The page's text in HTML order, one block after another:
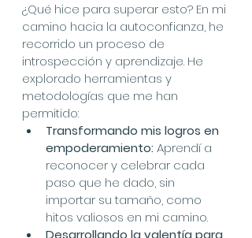
¿Qué hice para superar esto? En mi
camino hacia la autoconfianza, he
recorrido un proceso de
introspección y aprendizaje. He
explorado herramientas y
metodologías que me han
permitido:
Transformando mis logros en
empoderamiento: Aprendí a
reconocer y celebrar cada
paso que he dado, sin
importar su tamaño, como
hitos valiosos en mi camino.
Desarrollando la valentía para